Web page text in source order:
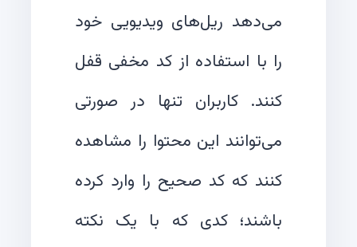
می‌دهد ریل‌های ویدیویی خود
را با استفاده از کد مخفی قفل
کنند. کاربران تنها در صورتی
می‌توانند این محتوا را مشاهده
کنند که کد صحیح را وارد کرده
باشند؛ کدی که با یک نکته